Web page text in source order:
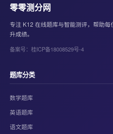
零零测分网
专注 K12 在线题库与智能测评，帮助
升成绩。
备案号：桂ICP备18008529号-4
题库分类
数学题库
英语题库
语文题库